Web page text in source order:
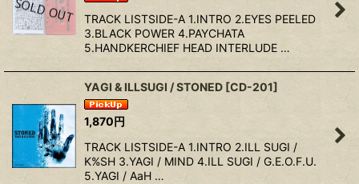
TRACK LISTSIDE-A 1.INTRO 2.EYES PEELED
3.BLACK POWER 4.PAYCHATA
5.HANDKERCHIEF HEAD INTERLUDE …
YAGI & ILLSUGI / STONED [CD-201]
1,870円
TRACK LISTSIDE-A 1.INTRO 2.ILL SUGI /
K%SH 3.YAGI / MIND 4.ILL SUGI / G.E.O.F.U.
5.YAGI / AaH …